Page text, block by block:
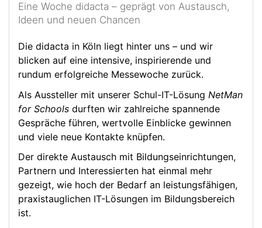
Eine Woche didacta – geprägt von Austausch,
Ideen und neuen Chancen
Die didacta in Köln liegt hinter uns – und wir
blicken auf eine intensive, inspirierende und
rundum erfolgreiche Messewoche zurück.
Als Aussteller mit unserer Schul-IT-Lösung NetMan
for Schools durften wir zahlreiche spannende
Gespräche führen, wertvolle Einblicke gewinnen
und viele neue Kontakte knüpfen.
Der direkte Austausch mit Bildungseinrichtungen,
Partnern und Interessierten hat einmal mehr
gezeigt, wie hoch der Bedarf an leistungsfähigen,
praxistauglichen IT-Lösungen im Bildungsbereich
ist.